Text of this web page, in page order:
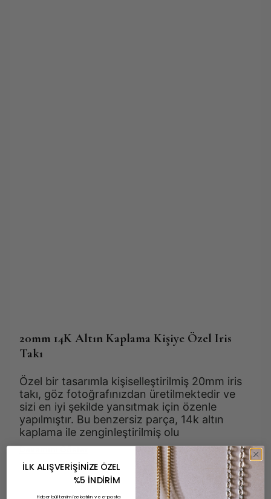
20mm 14K Altın Kaplama Kişiye Özel Iris
Takı
Özel bir tasarımla kişiselleştirilmiş 20mm iris
takı, göz fotoğrafınızdan üretilmektedir ve
sizi en iyi şekilde yansıtmak için özenle
yapılmıştır. Bu benzersiz parça, 14k altın
kaplama ile zenginleştirilmiş olu
Devamını Göster
İLK ALIŞVERİŞİNİZE ÖZEL
%5 İNDİRİM
Haber bültenimize katılın ve e-posta